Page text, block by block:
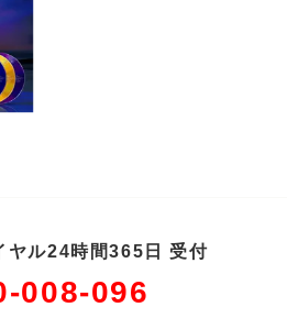
ヤル24時間365日 受付
008-096